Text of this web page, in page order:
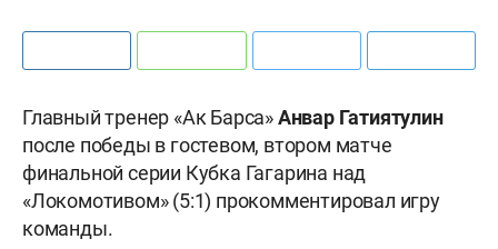
Главный тренер «Ак Барса»Анвар Гатиятулин
после победы в гостевом, втором матче
финальной серии Кубка Гагарина над
«Локомотивом» (5:1) прокомментировал игру
команды.